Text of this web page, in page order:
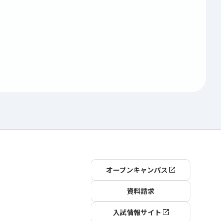
オープンキャンパス
資料請求
入試情報サイト